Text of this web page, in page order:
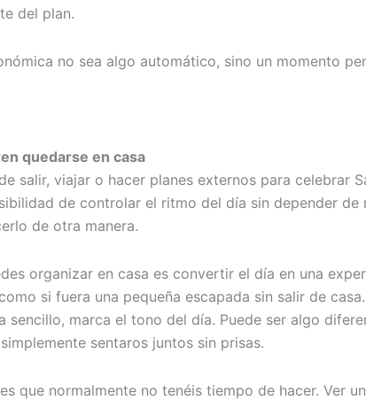
del plan.
no sea algo automático, sino un momento
quedarse en casa
salir, viajar o hacer planes externos para celebrar
de controlar el ritmo del día sin depender de
de otra manera.
organizar en casa es convertir el día en una
como si fuera una pequeña escapada sin salir de
sencillo, marca el tono del día. Puede ser algo
sentaros juntos sin prisas.
que normalmente no tenéis tiempo de hacer. Ver